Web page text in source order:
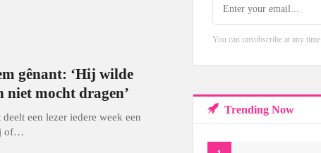
gênant: ‘Hij wilde
niet mocht dragen’
een lezer iedere week een
of…
You can unsubscribe at any time
Trending Now